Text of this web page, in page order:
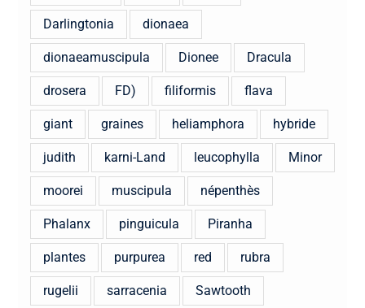
Darlingtonia dionaea
dionaeamuscipula Dionee Dracula
drosera FD) filiformis flava
giant graines heliamphora hybride
judith karni-Land leucophylla Minor
moorei muscipula népenthès
Phalanx pinguicula Piranha
plantes purpurea red rubra
rugelii sarracenia Sawtooth